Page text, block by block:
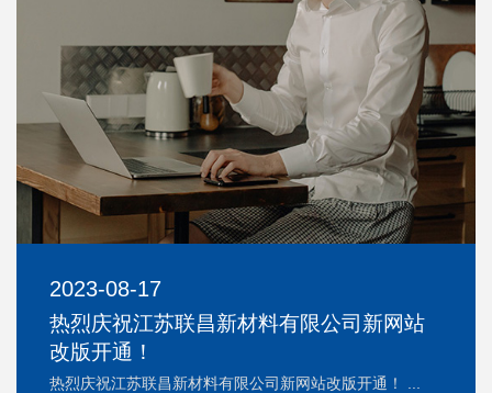
2023-08-17
热烈庆祝江苏联昌新材料有限公司新网站
改版开通！
热烈庆祝江苏联昌新材料有限公司新网站改版开通！ ...